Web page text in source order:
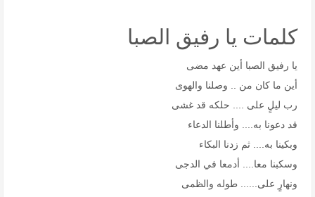
كلمات يا رفيق الصبا
يا رفيق الصبا أين عهد مضى
أين ما كان من .. وصلنا والهوى
رب ليلٍ على .... حلكه قد غشى
قد دعونا به.... وأطلنا الدعاء
وبكينا به.... ثم زدنا البكاء
وسكبنا معا.... أدمعا في الدجى
ونهارٍ على...... طوله والظمى